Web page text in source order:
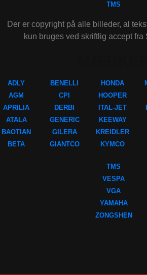
TMS
Der er copyright på alle billeder, al
kun bruges ved skriftlig accept fra
ADLY
AGM
APRILIA
ATALA
BAOTIAN
BETA
BENELLI
CPI
DERBI
GENERIC
GILERA
GIANTCO
HONDA
HOOPER
ITAL-JET
KEEWAY
KREIDLER
KYMCO
TMS
VESPA
VGA
YAMAHA
ZONGSHEN